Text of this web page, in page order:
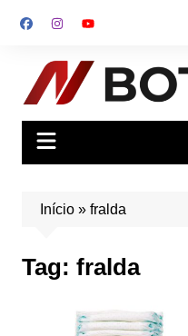
para
conteúdo
Início» fralda
Tag: fralda